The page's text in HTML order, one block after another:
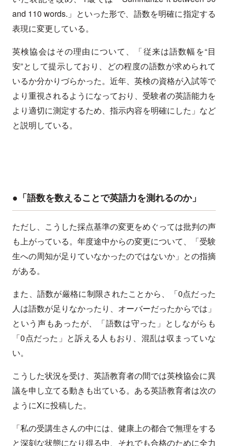
and 110 words.」といった形で、語数を明確に指定する
表現に変更している。
英検協会はその理由について、「従来は語数幅を“目
安”として提示しており、どの程度の語数が求められて
いるか分かりづらかった。近年、英検の資格が入試等で
より重視されるようになっており、受験者の英語能力を
より適切に測定するため、指示内容を明確にした」など
と説明している。
●「語数を数えることで英語力を測れるのか」
ただし、こうした採点基準の変更をめぐっては批判の声
も上がっている。年度途中からの変更について、「受験
生への周知が足りていなかったのではないか」との指摘
がある。
また、語数が厳格に制限されたことから、「0点だった
人は語数が足りなかったり、オーバーだったからでは」
という声もあったが、「語数は守った」としながらも
「0点だった」と訴える人もおり、混乱は収まっていな
い。
こうした状況を受け、英語教育者の間では英検協会に異
議を申し立てる動きも出ている。ある英語教育者は次の
ようにXに投稿した。
「私の受講生さんの中には、健康上の都合で無理をする
と深刻な状態になり得る中、それでも合格のために全力